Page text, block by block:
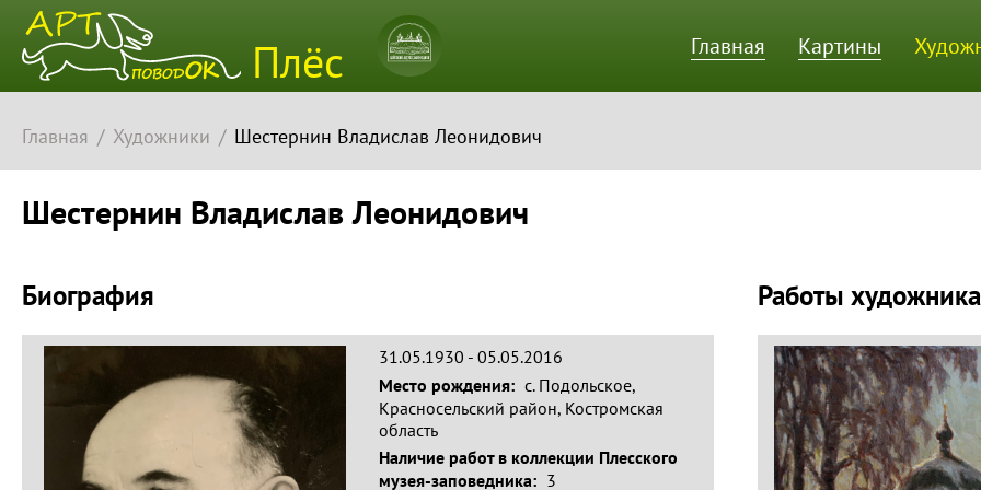
Плёс
Плёсский
музей-
заповедник
Главная Картины
Главная Художники Шестернин Владислав Леонидович
Шестернин Владислав Леонидович
Биография
31.05.1930 - 05.05.2016
Место рождения: с. Подольское,
Красносельский район, Костромская
область
Наличие работ в коллекции Плесского
музея-заповедника: 3
Работы художника